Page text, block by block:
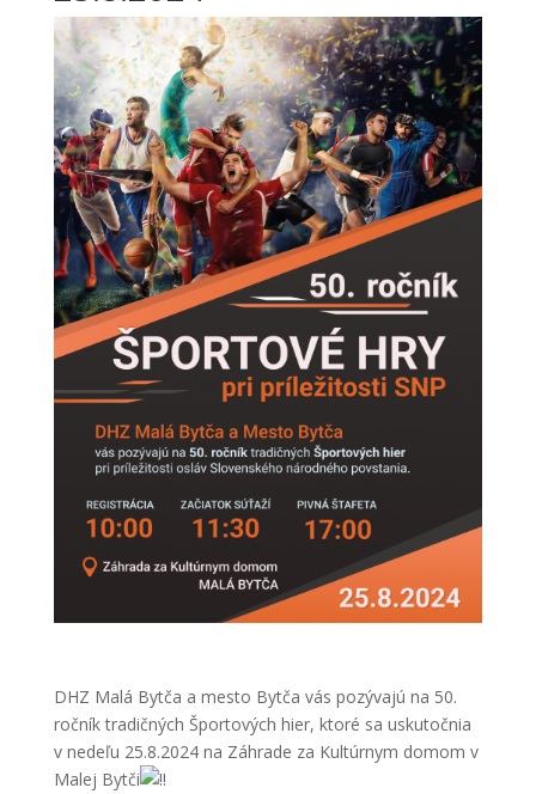
DHZ Malá Bytča a mesto Bytča vás pozývajú na 50.
ročník tradičných Športových hier, ktoré sa uskutočnia
v nedeľu 25.8.2024 na Záhrade za Kultúrnym domom v
Malej Bytči